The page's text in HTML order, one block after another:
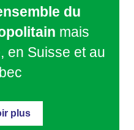
du
mais
en Suisse et au
plus